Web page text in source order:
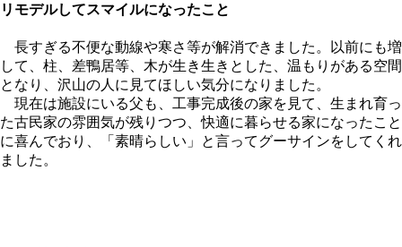
リモデルしてスマイルになったこと
長すぎる不便な動線や寒さ等が解消できました。以前にも増
して、柱、差鴨居等、木が生き生きとした、温もりがある空間
となり、沢山の人に見てほしい気分になりました。
現在は施設にいる父も、工事完成後の家を見て、生まれ育っ
た古民家の雰囲気が残りつつ、快適に暮らせる家になったこと
に喜んでおり、「素晴らしい」と言ってグーサインをしてくれ
ました。